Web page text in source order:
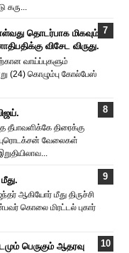
கரு...
தொடர்பாக மிகவும்
விசேட விருது.
வாய்ப்புகளும்
(24) கொழும்பு கோல்பேஸ்
தீபாவளிக்கே திரைக்கு
வேலைகள்
ஆகியோர் மீது திருச்சி
கொலை மிரட்டல் புகார்
பெருகும் ஆதரவு